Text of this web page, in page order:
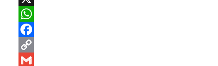
X
WhatsApp
Facebook
Copy